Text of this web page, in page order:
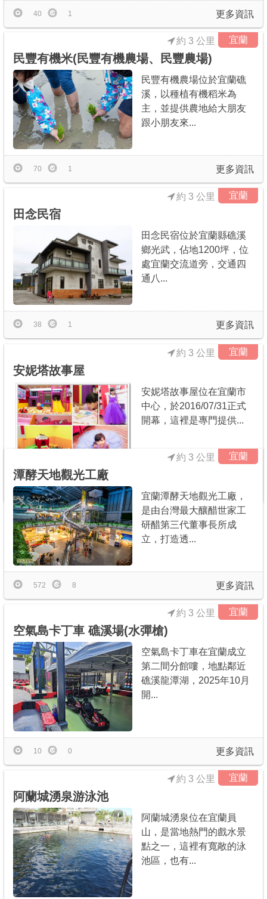
更多資訊
40 1
宜蘭
民豐有機米(民豐有機農場、民豐農場)
約 3 公里
民豐有機農場位於宜蘭礁
溪，以種植有機稻米為
主，並提供農地給大朋友
跟小朋友來...
更多資訊
70 1
宜蘭
田念民宿
約 3 公里
田念民宿位於宜蘭縣礁溪
鄉光武，佔地1200坪，位
處宜蘭交流道旁，交通四
通八...
更多資訊
38 1
宜蘭
安妮塔故事屋
約 3 公里
安妮塔故事屋位在宜蘭市
中心，於2016/07/31正式
開幕，這裡是專門提供...
更多資訊
76 2
宜蘭
潭酵天地觀光工廠
約 3 公里
宜蘭潭酵天地觀光工廠，
是由台灣最大釀醋世家工
研醋第三代董事長所成
立，打造透...
更多資訊
572 8
宜蘭
空氣島卡丁車 礁溪場(水彈槍)
約 3 公里
空氣島卡丁車在宜蘭成立
第二間分館嘍，地點鄰近
礁溪龍潭湖，2025年10月
開...
更多資訊
10 0
宜蘭
阿蘭城湧泉游泳池
約 3 公里
阿蘭城湧泉位在宜蘭員
山，是當地熱門的戲水景
點之一，這裡有寬敞的泳
池區，也有...